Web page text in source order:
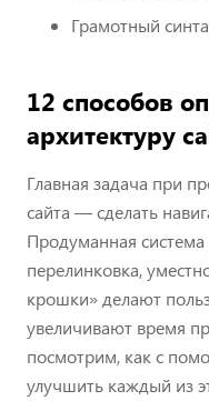
Грамотный
12 способов
архитектуру
Главная задача при
сайта — сделать
Продуманная система
перелинковка,
крошки» делают
увеличивают время
посмотрим, как с
улучшить каждый из